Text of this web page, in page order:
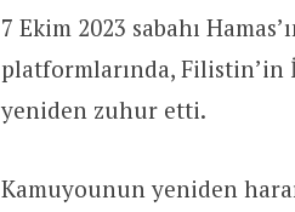
7 Ekim 2023 sabahı
platformlarında, Filistin’in
yeniden zuhur etti.
Kamuyounun yeniden